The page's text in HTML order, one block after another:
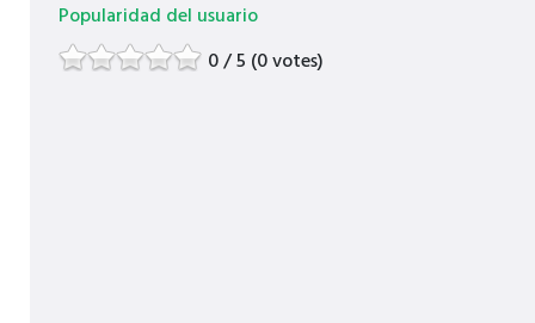
Popularidad del usuario
0 / 5 (0 votes)